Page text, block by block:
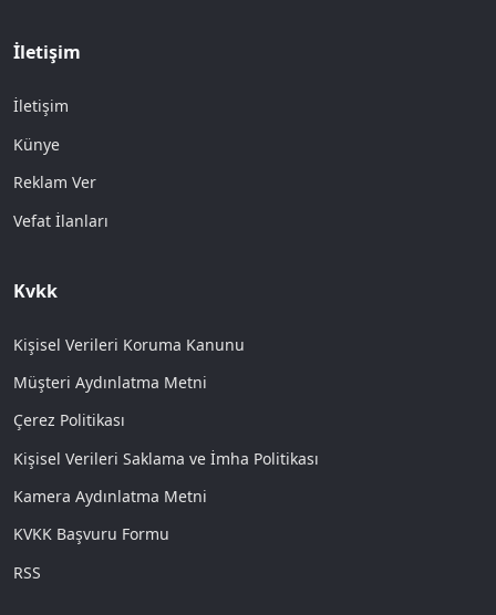
İletişim
İletişim
Künye
Reklam Ver
Vefat İlanları
Kvkk
Kişisel Verileri Koruma Kanunu
Müşteri Aydınlatma Metni
Çerez Politikası
Kişisel Verileri Saklama ve İmha Politikası
Kamera Aydınlatma Metni
KVKK Başvuru Formu
RSS